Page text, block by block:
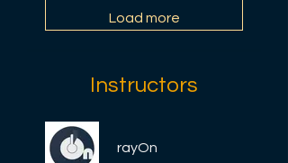
Load more
Instructors
rayOn